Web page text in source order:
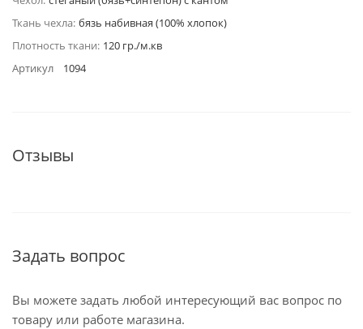
Ткань чехла: бязь набивная (100% хлопок)
Плотность ткани: 120 гр./м.кв
Артикул
1094
Отзывы
Задать вопрос
Вы можете задать любой интересующий вас вопрос по
товару или работе магазина.